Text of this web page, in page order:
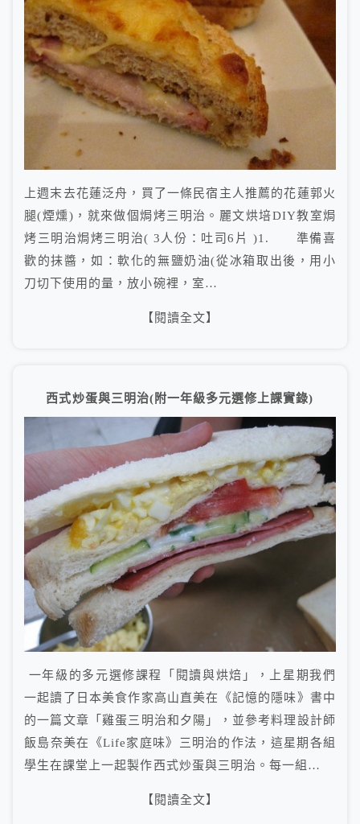
上週末去花蓮泛舟，買了一條民宿主人推薦的花蓮郭火
腿(煙燻)，就來做個焗烤三明治。麗文烘培DIY教室焗
烤三明治焗烤三明治( 3人份：吐司6片 )1. 準備喜
歡的抹醬，如：軟化的無鹽奶油(從冰箱取出後，用小
刀切下使用的量，放小碗裡，室…
【閱讀全文】
西式炒蛋與三明治(附一年級多元選修上課實錄)
一年級的多元選修課程「閱讀與烘焙」，上星期我們
一起讀了日本美食作家高山直美在《記憶的隱味》書中
的一篇文章「雞蛋三明治和夕陽」，並參考料理設計師
飯島奈美在《Life家庭味》三明治的作法，這星期各組
學生在課堂上一起製作西式炒蛋與三明治。每一組…
【閱讀全文】